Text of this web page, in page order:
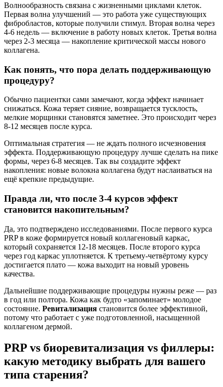
Волнообразность связана с жизненными циклами клеток.
Первая волна улучшений — это работа уже существующих
фибробластов, которые получили стимул. Вторая волна через
4-6 недель — включение в работу новых клеток. Третья волна
через 2-3 месяца — накопление критической массы нового
коллагена.
Как понять, что пора делать поддерживающую
процедуру?
Обычно пациентки сами замечают, когда эффект начинает
снижаться. Кожа теряет сияние, возвращается тусклость,
мелкие морщинки становятся заметнее. Это происходит через
8-12 месяцев после курса.
Оптимальная стратегия — не ждать полного исчезновения
эффекта. Поддерживающую процедуру лучше сделать на пике
формы, через 6-8 месяцев. Так вы создадите эффект
накопления: новые волокна коллагена будут наслаиваться на
ещё крепкие предыдущие.
Правда ли, что после 3-4 курсов эффект
становится накопительным?
Да, это подтверждено исследованиями. После первого курса
PRP в коже формируется новый коллагеновый каркас,
который сохраняется 12-18 месяцев. После второго курса
через год каркас уплотняется. К третьему-четвёртому курсу
достигается плато — кожа выходит на новый уровень
качества.
Дальнейшие поддерживающие процедуры нужны реже — раз
в год или полтора. Кожа как будто «запоминает» молодое
состояние. Ревитализация становится более эффективной,
потому что работает с уже подготовленной, насыщенной
коллагеном дермой.
PRP vs биоревитализация vs филлеры:
какую методику выбрать для вашего
типа старения?